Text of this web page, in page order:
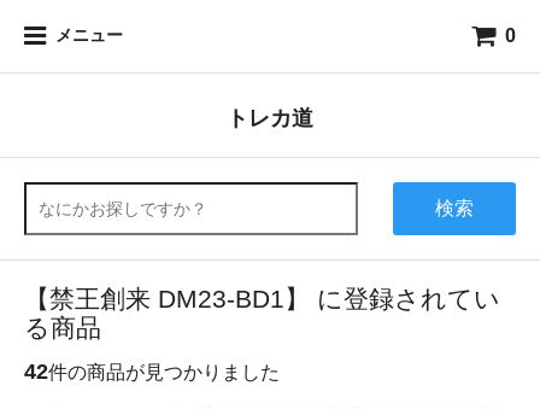
メニュー 0
トレカ道
検索
【禁王創来 DM23-BD1】 に登録されてい
る商品
42件の商品が見つかりました